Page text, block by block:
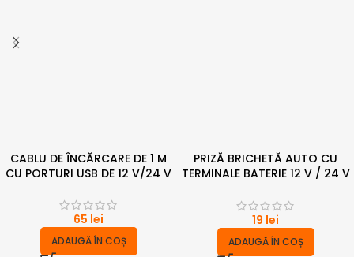
CABLU DE ÎNCĂRCARE DE 1 M
CU PORTURI USB DE 12 V/24 V
65 lei
ADAUGĂ ÎN COȘ
PRIZĂ BRICHETĂ AUTO CU
TERMINALE BATERIE 12 V / 24 V
19 lei
ADAUGĂ ÎN COȘ